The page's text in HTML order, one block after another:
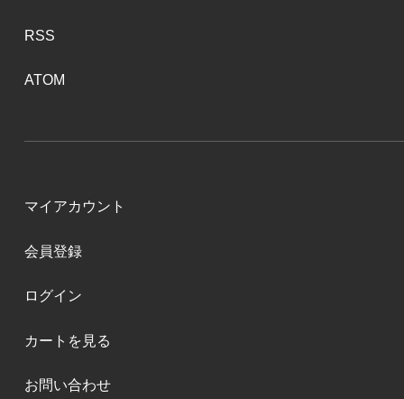
RSS
ATOM
マイアカウント
会員登録
ログイン
カートを見る
お問い合わせ